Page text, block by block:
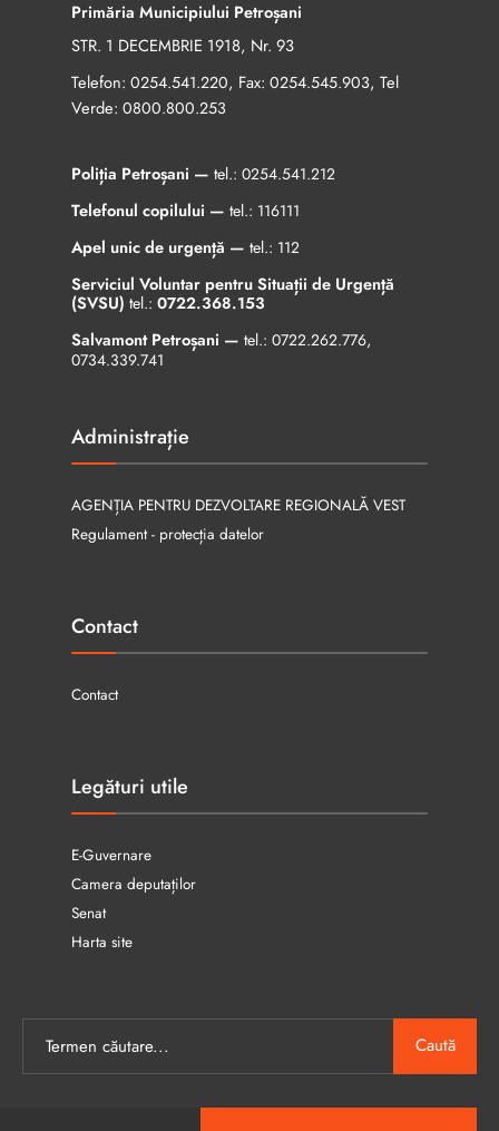
Primăria Municipiului Petroșani
STR. 1 DECEMBRIE 1918, Nr. 93
Telefon: 0254.541.220, Fax: 0254.545.903, Tel
Verde: 0800.800.253
Poliția Petroșani — tel.: 0254.541.212
Telefonul copilului — tel.: 116111
Apel unic de urgență — tel.: 112
Serviciul Voluntar pentru Situații de Urgență
(SVSU) tel.: 0722.368.153
Salvamont Petroșani — tel.: 0722.262.776,
0734.339.741
Administrație
AGENȚIA PENTRU DEZVOLTARE REGIONALĂ VEST
Regulament - protecția datelor
Contact
Contact
Legături utile
E-Guvernare
Camera deputaților
Senat
Harta site
Caută